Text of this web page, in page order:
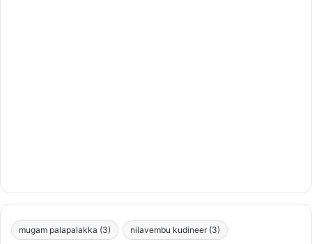
mugam palapalakka (3) nilavembu kudineer (3)